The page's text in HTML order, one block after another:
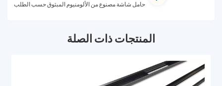
حامل شاشة مصنوع من الألومنيوم المبثوق حسب الطلب
المنتجات ذات الصلة